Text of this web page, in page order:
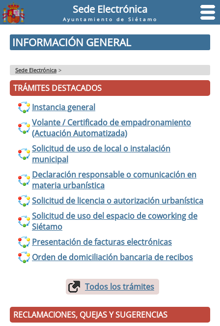
Sede Electrónica
Ayuntamiento de Siétamo
INFORMACIÓN GENERAL
Sede Electrónica >
TRÁMITES DESTACADOS
Instancia general
Volante / Certificado de empadronamiento
(Actuación Automatizada)
Solicitud de uso de local o instalación
municipal
Declaración responsable o comunicación en
materia urbanística
Solicitud de licencia o autorización urbanística
Solicitud de uso del espacio de coworking de
Siétamo
Presentación de facturas electrónicas
Orden de domiciliación bancaria de recibos
Todos los trámites
RECLAMACIONES, QUEJAS Y SUGERENCIAS